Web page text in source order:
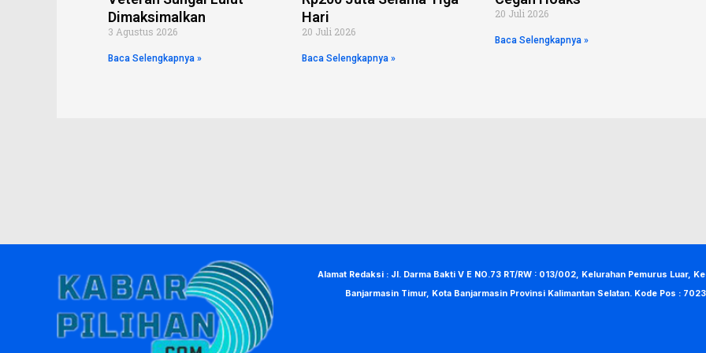
Dimaksimalkan
3 Agustus 2026
Baca Selengkapnya »
Hari
20 Juli 2026
Baca Selengkapnya »
20 Juli 2026
Baca Selengkapnya »
Alamat Redaksi : Jl. Darma Bakti V E NO.73 RT/RW : 013/002, Kelurahan Pemurus Luar,
Banjarmasin Timur, Kota Banjarmasin Provinsi Kalimantan Selatan. Kode Pos :